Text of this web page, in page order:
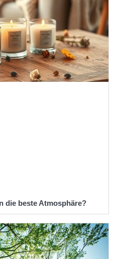
die beste Atmosphäre?